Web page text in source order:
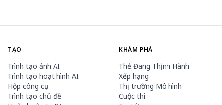
TẠO
Trình tạo ảnh AI
Trình tạo hoạt hình AI
Hộp công cụ
Trình tạo chủ đề
KHÁM PHÁ
Thẻ Đang Thịnh Hành
Xếp hạng
Thị trường Mô hình
Cuộc thi